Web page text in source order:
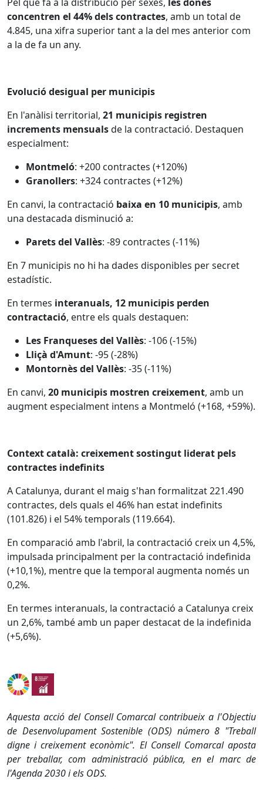
concentren el 44% dels contractes, amb un total de
4.845, una xifra superior tant a la del mes anterior com
a la de fa un any.
Evolució desigual per municipis
En l'anàlisi territorial, 21 municipis registren
increments mensualsde la contractació. Destaquen
especialment:
Montmeló: +200 contractes (+120%)
Granollers: +324 contractes (+12%)
En canvi, la contractació baixa en 10 municipis, amb
una destacada disminució a:
Parets del Vallès: -89 contractes (-11%)
En 7 municipis no hi ha dades disponibles per secret
estadístic.
En termes interanuals, 12 municipis perden
contractació, entre els quals destaquen:
Les Franqueses del Vallès: -106 (-15%)
Lliçà d'Amunt: -95 (-28%)
Montornès del Vallès: -35 (-11%)
En canvi, 20 municipis mostren creixement, amb un
augment especialment intens a Montmeló (+168, +59%).
Context català: creixement sostingut liderat pels
contractes indefinits
A Catalunya, durant el maig s'han formalitzat 221.490
contractes, dels quals el 46% han estat indefinits
(101.826) i el 54% temporals (119.664).
En comparació amb l'abril, la contractació creix un 4,5%,
impulsada principalment per la contractació indefinida
(+10,1%), mentre que la temporal augmenta només un
0,2%.
En termes interanuals, la contractació a Catalunya creix
un 2,6%, també amb un paper destacat de la indefinida
(+5,6%).
Aquesta acció del Consell Comarcal contribueix a l'Objectiu
de Desenvolupament Sostenible (ODS) número 8 "Treball
digne i creixement econòmic". El Consell Comarcal aposta
per treballar, com administració pública, en el marc de
l'Agenda 2030 i els ODS.